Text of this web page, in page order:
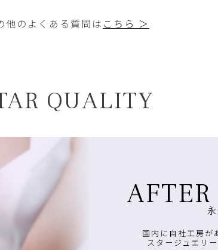
他のよくある質問は こちら ＞
QUALITY
AFTER
国内に自社工房が
スタージュエリ